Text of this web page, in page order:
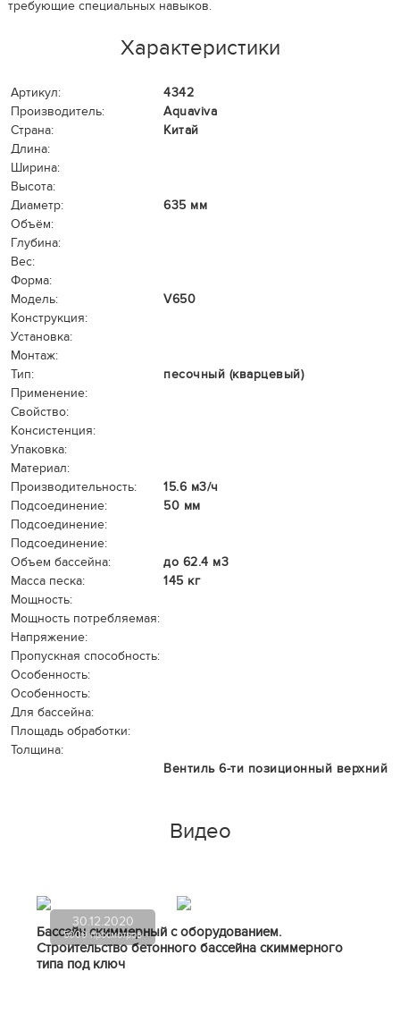
требующие специальных навыков.
Характеристики
Артикул:
4342
Производитель:
Aquaviva
Страна:
Китай
Длина:
Ширина:
Высота:
Диаметр:
635 мм
Объём:
Глубина:
Вес:
Форма:
Модель:
V650
Конструкция:
Установка:
Монтаж:
Тип:
песочный (кварцевый)
Применение:
Свойство:
Консистенция:
Упаковка:
Материал:
Производительность:
15.6 м3/ч
Подсоединение:
50 мм
Подсоединение:
Подсоединение:
Объем бассейна:
до 62.4 м3
Масса песка:
145 кг
Мощность:
Мощность потребляемая:
Напряжение:
Пропускная способность:
Особенность:
Особенность:
Для бассейна:
Площадь обработки:
Толщина:
Вентиль 6-ти позиционный верхний
Видео
30.12.2020
5009 просмотров
Бассейн скиммерный с оборудованием.
Строительство бетонного бассейна скиммерного
типа под ключ